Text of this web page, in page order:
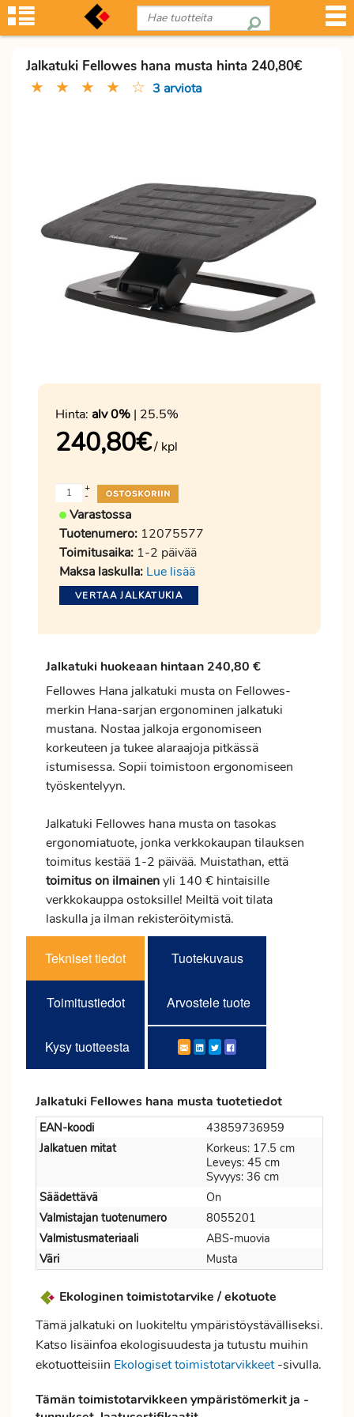
Jalkatuki Fellowes hana musta hinta 240,80€
★ ★ ★ ★ ☆ 3 arviota
Hinta: alv 0% | 25.5%
240,80€/ kpl
-
+
Varastossa
Tuotenumero: 12075577
Toimitusaika: 1-2 päivää
Maksa laskulla: Lue lisää
VERTAA JALKATUKIA
Jalkatuki huokeaan hintaan 240,80 €
Fellowes Hana jalkatuki musta on Fellowes-
merkin Hana-sarjan ergonominen jalkatuki
mustana. Nostaa jalkoja ergonomiseen
korkeuteen ja tukee alaraajoja pitkässä
istumisessa. Sopii toimistoon ergonomiseen
työskentelyyn.
Jalkatuki Fellowes hana musta on tasokas
ergonomiatuote, jonka verkkokaupan tilauksen
toimitus kestää 1-2 päivää. Muistathan, että
toimituson ilmainenyli 140 € hintaisille
verkkokauppa ostoksille! Meiltä voit tilata
laskulla ja ilman rekisteröitymistä.
Tekniset tiedot Tuotekuvaus
Toimitustiedot Arvostele tuote
Kysy tuotteesta
Jalkatuki Fellowes hana musta tuotetiedot
EAN-koodi
43859736959
Jalkatuen mitat
Korkeus: 17.5 cm
Leveys: 45 cm
Syvyys: 36 cm
Säädettävä
On
Valmistajan tuotenumero
8055201
Valmistusmateriaali
ABS-muovia
Väri
Musta
Ekologinen toimistotarvike / ekotuote
Tämä jalkatuki on luokiteltu ympäristöystävälliseksi.
Katso lisäinfoa ekologisuudesta ja tutustu muihin
ekotuotteisiin Ekologiset toimistotarvikkeet-sivulla.
Tämän toimistotarvikkeen ympäristömerkit ja -